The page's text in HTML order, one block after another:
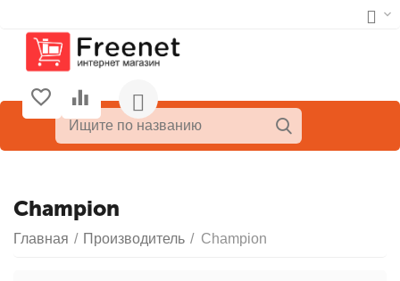
Champion
Главная / Производитель / Champion